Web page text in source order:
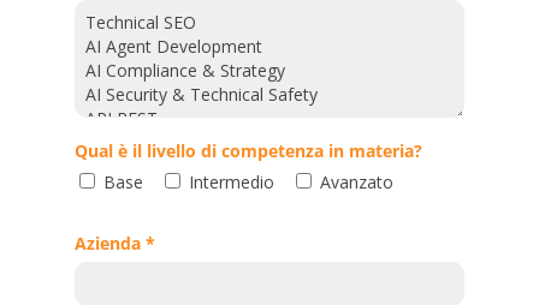
Qual è il livello di competenza in materia?
Base
Intermedio Avanzato
Azienda *